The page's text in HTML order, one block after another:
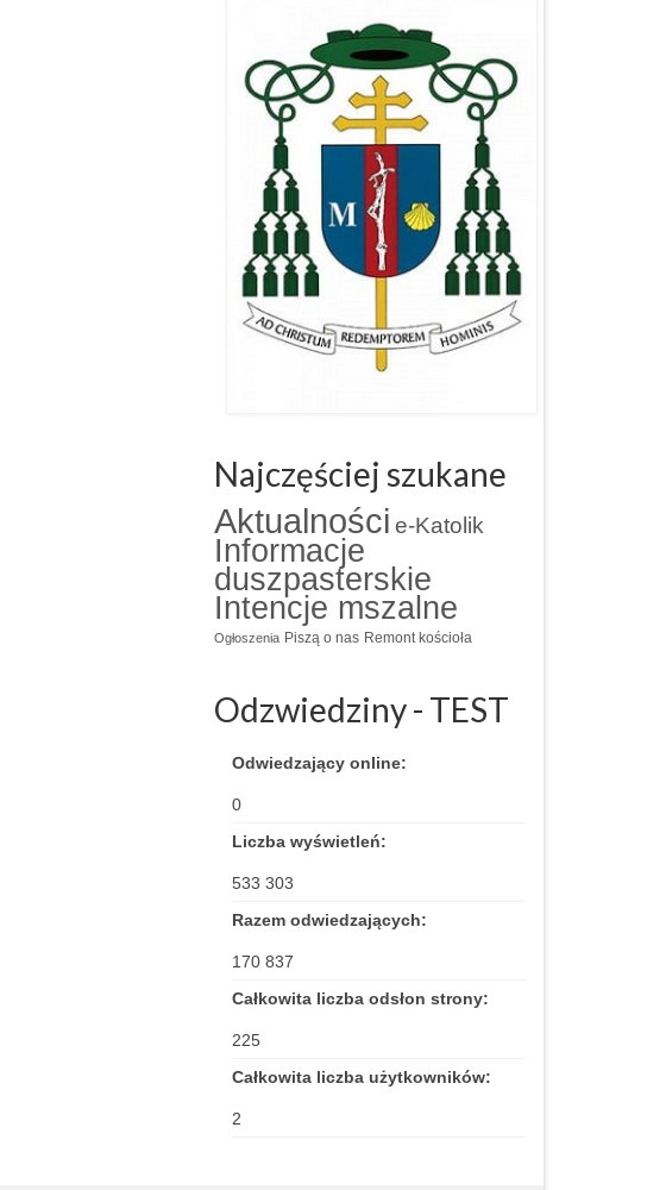
Najczęściej szukane
Aktualności e-Katolik
Informacje
duszpasterskie
Intencje mszalne
Ogłoszenia Piszą o nas Remont kościoła
Odzwiedziny - TEST
Odwiedzający online:
0
Liczba wyświetleń:
533 303
Razem odwiedzających:
170 837
Całkowita liczba odsłon strony:
225
Całkowita liczba użytkowników:
2